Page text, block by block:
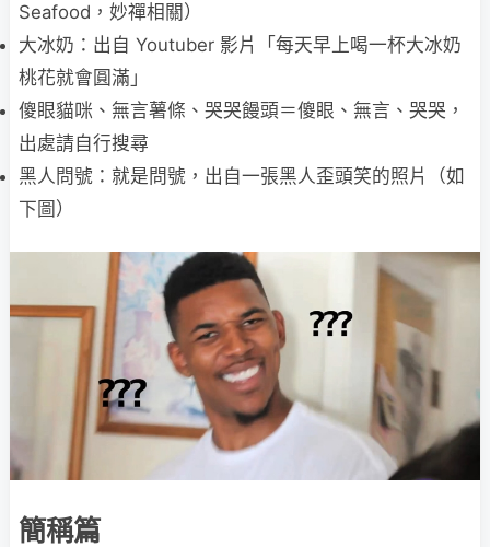
Seafood，妙禪相關）
大冰奶：出自 Youtuber 影片「每天早上喝一杯大冰奶
桃花就會圓滿」
傻眼貓咪、無言薯條、哭哭饅頭＝傻眼、無言、哭哭，
出處請自行搜尋
黑人問號：就是問號，出自一張黑人歪頭笑的照片（如
下圖）
簡稱篇